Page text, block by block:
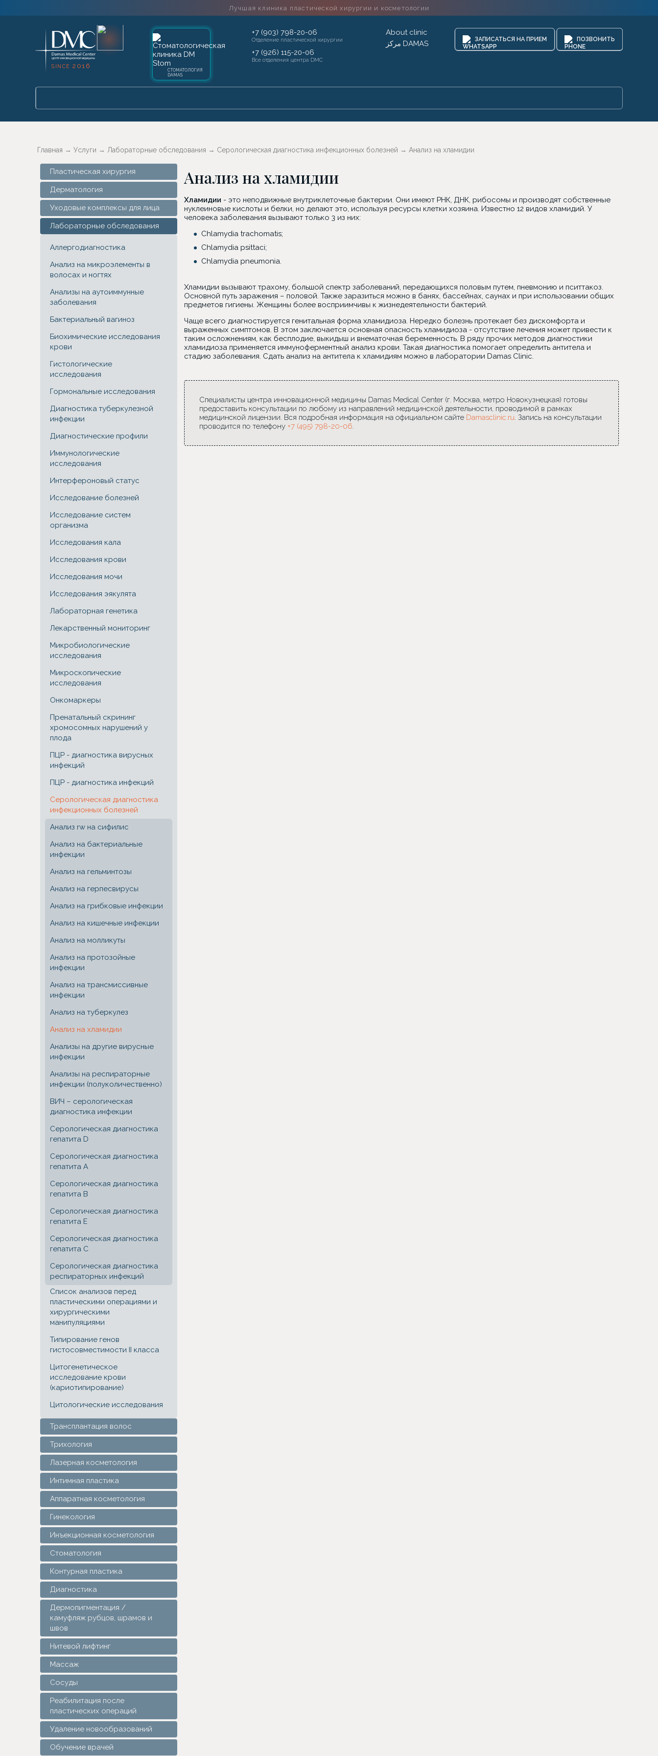
Лучшая клиника пластической хирургии и косметологии
SINCE 2016
СТОМАТОЛОГИЯ
DAMAS
+7 (903) 798-20-06
Отделение пластической хирургии
+7 (926) 115-20-06
Все отделения центра DMC
About clinic
مركز DAMAS
ЗАПИСАТЬСЯ НА ПРИЕМ ПОЗВОНИТЬ
Главная → Услуги → Лабораторные обследования → Серологическая диагностика инфекционных болезней → Анализ на хламидии
Пластическая хирургия
Дерматология
Уходовые комплексы для лица
Лабораторные обследования
Аллергодиагностика
Анализ на микроэлементы в
волосах и ногтях
Анализы на аутоиммунные
заболевания
Бактериальный вагиноз
Биохимические исследования
крови
Гистологические
исследования
Гормональные исследования
Диагностика туберкулезной
инфекции
Диагностические профили
Иммунологические
исследования
Интерфероновый статус
Исследование болезней
Исследование систем
организма
Исследования кала
Исследования крови
Исследования мочи
Исследования эякулята
Лабораторная генетика
Лекарственный мониторинг
Микробиологические
исследования
Микроскопические
исследования
Онкомаркеры
Пренатальный скрининг
хромосомных нарушений у
плода
ПЦР - диагностика вирусных
инфекций
ПЦР - диагностика инфекций
Серологическая диагностика
инфекционных болезней
Анализ rw на сифилис
Анализ на бактериальные
инфекции
Анализ на гельминтозы
Анализ на герпесвирусы
Анализ на грибковые инфекции
Анализ на кишечные инфекции
Анализ на молликуты
Анализ на протозойные
инфекции
Анализ на трансмиссивные
инфекции
Анализ на туберкулез
Анализ на хламидии
Анализы на другие вирусные
инфекции
Анализы на респираторные
инфекции (полуколичественно)
ВИЧ – серологическая
диагностика инфекции
Серологическая диагностика
гепатита D
Серологическая диагностика
гепатита А
Серологическая диагностика
гепатита В
Серологическая диагностика
гепатита Е
Серологическая диагностика
гепатита С
Серологическая диагностика
респираторных инфекций
Список анализов перед
пластическими операциями и
хирургическими
манипуляциями
Типирование генов
гистосовместимости II класса
Цитогенетическое
исследование крови
(кариотипирование)
Цитологические исследования
Трансплантация волос
Трихология
Лазерная косметология
Интимная пластика
Аппаратная косметология
Гинекология
Инъекционная косметология
Стоматология
Контурная пластика
Диагностика
Дермопигментация /
камуфляж рубцов, шрамов и
швов
Нитевой лифтинг
Массаж
Сосуды
Реабилитация после
пластических операций
Удаление новообразований
Обучение врачей
Анализ на хламидии
Хламидии - это неподвижные внутриклеточные бактерии. Они имеют РНК, ДНК, рибосомы и производят собственные
нуклеиновые кислоты и белки, но делают это, используя ресурсы клетки хозяина. Известно 12 видов хламидий. У
человека заболевания вызывают только 3 из них:
Chlamydia trachomatis;
Chlamydia psittaci;
Chlamydia pneumonia.
Хламидии вызывают трахому, большой спектр заболеваний, передающихся половым путем, пневмонию и пситтакоз.
Основной путь заражения – половой. Также заразиться можно в банях, бассейнах, саунах и при использовании общих
предметов гигиены. Женщины более восприимчивы к жизнедеятельности бактерий.
Чаще всего диагностируется генитальная форма хламидиоза. Нередко болезнь протекает без дискомфорта и
выраженных симптомов. В этом заключается основная опасность хламидиоза - отсутствие лечения может привести к
таким осложнениям, как бесплодие, выкидыш и внематочная беременность. В ряду прочих методов диагностики
хламидиоза применяется иммуноферментный анализ крови. Такая диагностика помогает определить антитела и
стадию заболевания. Сдать анализ на антитела к хламидиям можно в лаборатории Damas Clinic.
Специалисты центра инновационной медицины Damas Medical Center (г. Москва, метро Новокузнецкая) готовы
предоставить консультации по любому из направлений медицинской деятельности, проводимой в рамках
медицинской лицензии. Вся подробная информация на официальном сайте Damasclinic.ru. Запись на консультации
проводится по телефону +7 (495) 798-20-06.